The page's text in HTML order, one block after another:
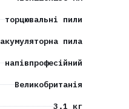
торцювальні пили
акумуляторна пила
напівпрофесійний
Великобританія
3.1 кг